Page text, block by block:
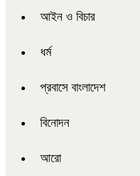
আইন ও বিচার
ধর্ম
প্রবাসে বাংলাদেশ
বিনোদন
আরো